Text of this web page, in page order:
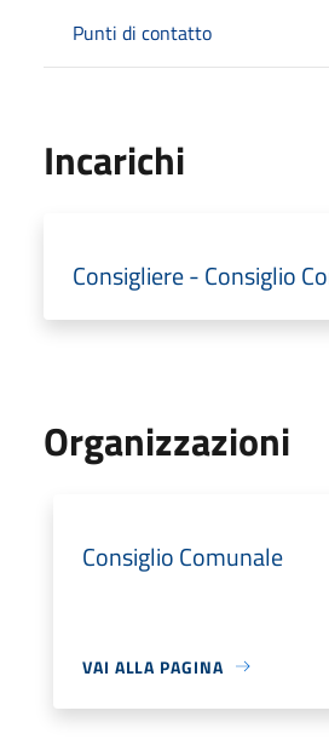
Punti di contatto
Incarichi
Consigliere - Consiglio
Organizzazioni
Consiglio Comunale
VAI ALLA PAGINA